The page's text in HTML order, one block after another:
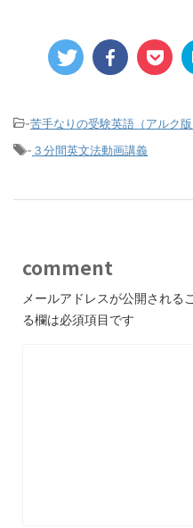
-苦手なりの受験英語（アルク版
- ３分間英文法動画講義
comment
メールアドレスが公開される
る欄は必須項目です